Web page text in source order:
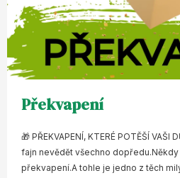
Překvapení
🎁 PŘEKVAPENÍ, KTERÉ POTĚŠÍ VAŠI
fajn nevědět všechno
překvapení.A tohle je jedno z těch